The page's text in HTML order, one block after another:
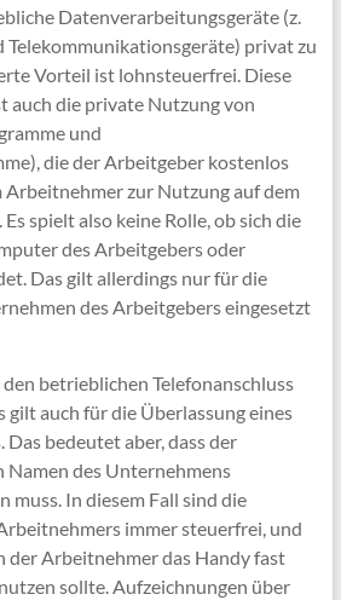
Datenverarbeitungsgeräte (z.
Telekommunikationsgeräte) privat zu
Vorteil ist lohnsteuerfrei. Diese
auch die private Nutzung von
und
die der Arbeitgeber kostenlos
zur Nutzung auf dem
spielt also keine Rolle, ob sich die
des Arbeitgebers oder
Das gilt allerdings nur für die
des Arbeitgebers eingesetzt
betrieblichen Telefonanschluss
gilt auch für die Überlassung eines
bedeutet aber, dass der
Namen des Unternehmens
muss. In diesem Fall sind die
immer steuerfrei, und
der Arbeitnehmer das Handy fast
sollte. Aufzeichnungen über